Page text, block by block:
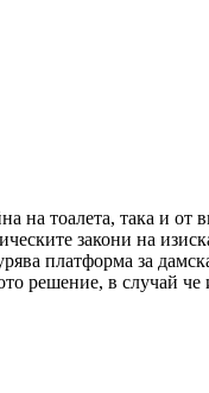
на тоалета, така и от
закони на
платформа за
решение, в случай че